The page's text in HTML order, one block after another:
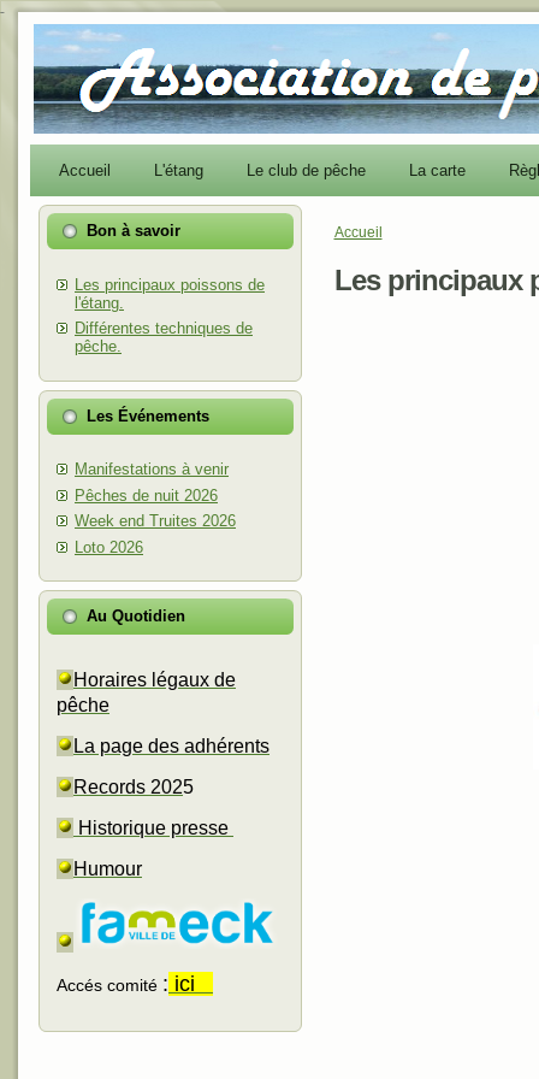
-
Accueil L'étang Le club de pêche La carte
Bon à savoir
Les principaux poissons de
l'étang.
Différentes techniques de
pêche.
Les Événements
Manifestations à venir
Pêches de nuit 2026
Week end Truites 2026
Loto 2026
Au Quotidien
Horaires légaux de
pêche
La page des adhérents
Records 2025
Historique presse
Humour
Accés comité : ici
Vous êtes ici
Accueil
Les principaux